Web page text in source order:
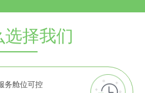
选择我们
务舱位可控